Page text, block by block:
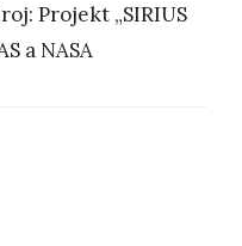
Projekt „SIRIUS
a NASA